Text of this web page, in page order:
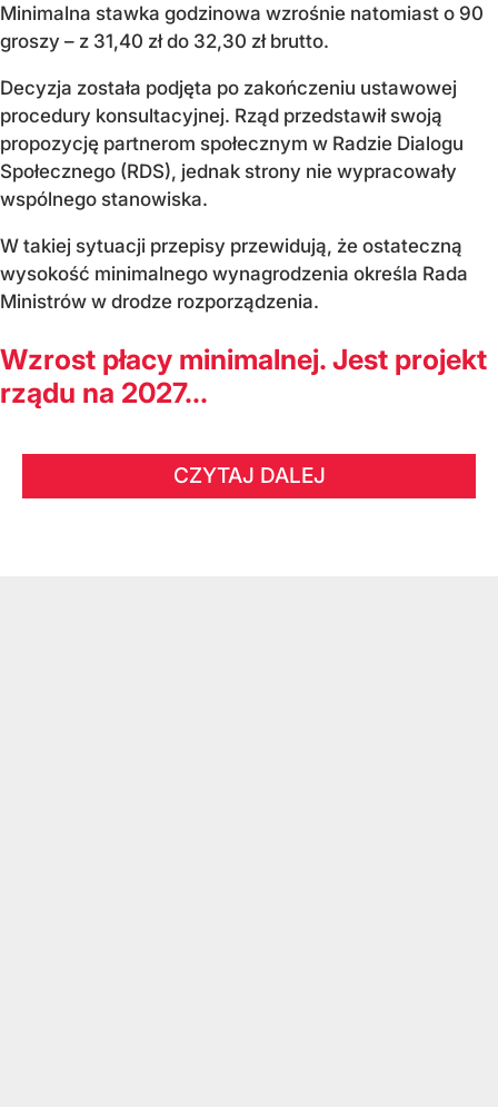
Minimalna stawka godzinowa wzrośnie natomiast o 90
groszy – z 31,40 zł do 32,30 zł brutto.
Decyzja została podjęta po zakończeniu ustawowej
procedury konsultacyjnej. Rząd przedstawił swoją
propozycję partnerom społecznym w Radzie Dialogu
Społecznego (RDS), jednak strony nie wypracowały
wspólnego stanowiska.
W takiej sytuacji przepisy przewidują, że ostateczną
wysokość minimalnego wynagrodzenia określa Rada
Ministrów w drodze rozporządzenia.
Wzrost płacy minimalnej. Jest projekt
rządu na 2027...
CZYTAJ DALEJ